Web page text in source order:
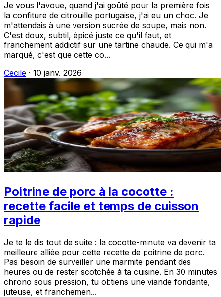
Je vous l'avoue, quand j'ai goûté pour la première fois
la confiture de citrouille portugaise, j'ai eu un choc. Je
m'attendais à une version sucrée de soupe, mais non.
C'est doux, subtil, épicé juste ce qu'il faut, et
franchement addictif sur une tartine chaude. Ce qui m'a
marqué, c'est que cette co...
Cecile · 10 janv. 2026
Poitrine de porc à la cocotte :
recette facile et temps de cuisson
rapide
Je te le dis tout de suite : la cocotte-minute va devenir ta
meilleure alliée pour cette recette de poitrine de porc.
Pas besoin de surveiller une marmite pendant des
heures ou de rester scotchée à ta cuisine. En 30 minutes
chrono sous pression, tu obtiens une viande fondante,
juteuse, et franchemen...